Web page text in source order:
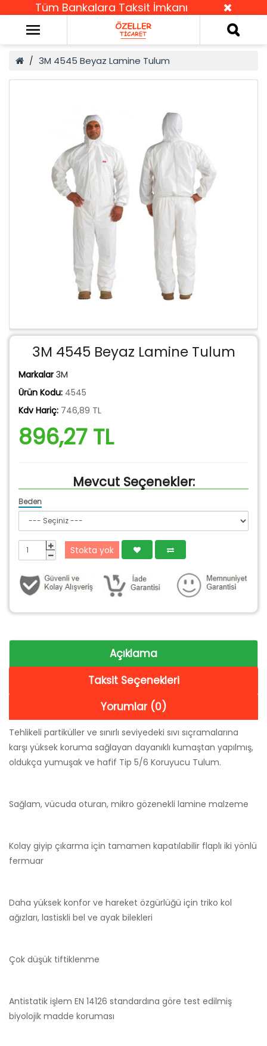
Tüm Bankalara Taksit İmkanı
3M 4545 Beyaz Lamine Tulum
3M 4545 Beyaz Lamine Tulum
Markalar 3M
Ürün Kodu: 4545
Kdv Hariç: 746,89 TL
896,27 TL
Mevcut Seçenekler:
Beden
Stokta yok
Açıklama
Taksit Seçenekleri
Yorumlar (0)
Tehlikeli partiküller ve sınırlı seviyedeki sıvı sıçramalarına
karşı yüksek koruma sağlayan dayanıklı kumaştan yapılmış,
oldukça yumuşak ve hafif Tip 5/6 Koruyucu Tulum.
Sağlam, vücuda oturan, mikro gözenekli lamine malzeme
Kolay giyip çıkarma için tamamen kapatılabilir flaplı iki yönlü
fermuar
Daha yüksek konfor ve hareket özgürlüğü için triko kol
ağızları, lastiskli bel ve ayak bilekleri
Çok düşük tiftiklenme
Antistatik işlem EN 14126 standardına göre test edilmiş
biyolojik madde koruması